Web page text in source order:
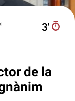
3′
de la